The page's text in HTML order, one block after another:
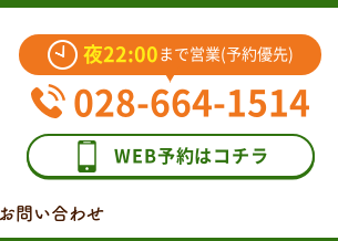
夜22:00 まで営業(予約優先)
028-664-1514
WEB予約はコチラ
お問い合わせ